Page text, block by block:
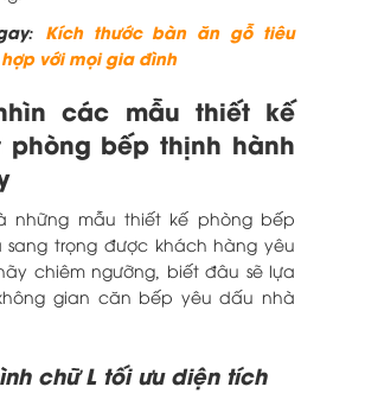
Kích thước bàn ăn gỗ tiêu
với mọi gia đình
các mẫu thiết kế
phòng bếp thịnh hành
những mẫu thiết kế phòng bếp
trọng được khách hàng yêu
chiêm ngưỡng, biết đâu sẽ lựa
gian căn bếp yêu dấu nhà
chữ L tối ưu diện tích